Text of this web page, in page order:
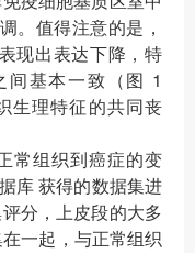
。值得注意的是，
现出表达下降，特
间基本一致（图 1
生理特征的共同丧
常组织到癌症的变
库 获得的数据集进
分，上皮段的大多
一起，与正常组织